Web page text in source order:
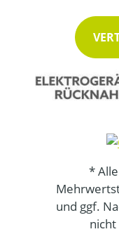
*
und ggf.
nicht